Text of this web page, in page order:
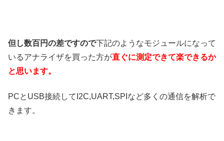
但し数百円の差ですので下記のようなモジュールになって
いるアナライザを買った方が直ぐに測定できて楽できるか
と思います。
PCとUSB接続してI2C,UART,SPIなど多くの通信を解析で
きます。